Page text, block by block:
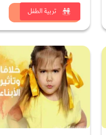
تربية الطفل
شاهد الان